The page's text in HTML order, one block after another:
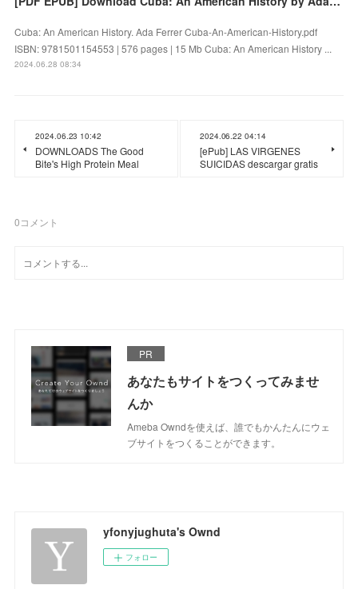
Cuba: An American History. Ada Ferrer Cuba-An-American-History.pdf
ISBN: 9781501154553 | 576 pages | 15 Mb Cuba: An American History ...
2024.06.28 08:34
2024.06.23 10:42
DOWNLOADS The Good
Bite's High Protein Meal
2024.06.22 04:14
[ePub] LAS VIRGENES
SUICIDAS descargar gratis
0コメント
PR
あなたもサイトをつくってみませ
んか
Ameba Owndを使えば、誰でもかんたんにウェ
ブサイトをつくることができます。
yfonyjughuta's Ownd
フォロー